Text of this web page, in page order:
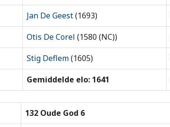
Jan De Geest(1693)
Otis De Corel (1580 (NC))
Stig Deflem(1605)
Gemiddelde elo: 1641
132 Oude God 6